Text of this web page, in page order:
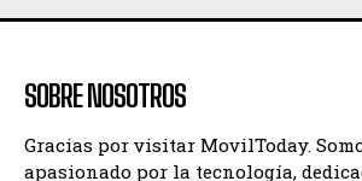
SOBRE NOSOTROS
Gracias por visitar MovilToday.
apasionado por la tecnología,